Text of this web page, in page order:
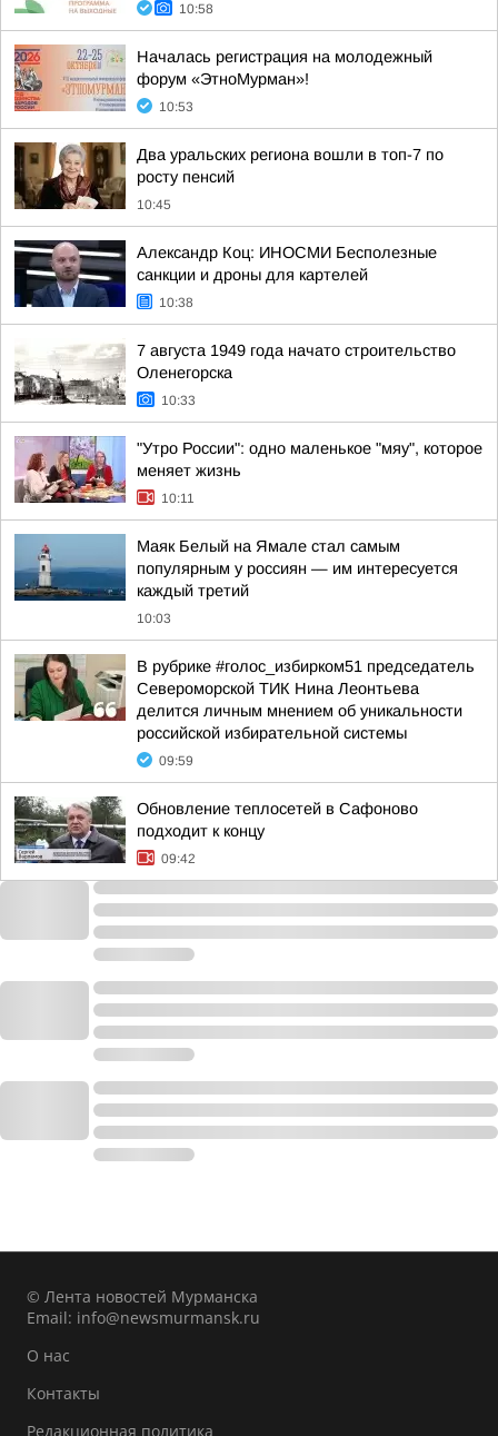
10:58
Началась регистрация на молодежный
форум «ЭтноМурман»!
10:53
Два уральских региона вошли в топ-7 по
росту пенсий
10:45
Александр Коц: ИНОСМИ Бесполезные
санкции и дроны для картелей
10:38
7 августа 1949 года начато строительство
Оленегорска
10:33
"Утро России": одно маленькое "мяу", которое
меняет жизнь
10:11
Маяк Белый на Ямале стал самым
популярным у россиян — им интересуется
каждый третий
10:03
В рубрике #голос_избирком51 председатель
Североморской ТИК Нина Леонтьева
делится личным мнением об уникальности
российской избирательной системы
09:59
Обновление теплосетей в Сафоново
подходит к концу
09:42
© Лента новостей Мурманска
Email: info@newsmurmansk.ru
О нас
Контакты
Редакционная политика